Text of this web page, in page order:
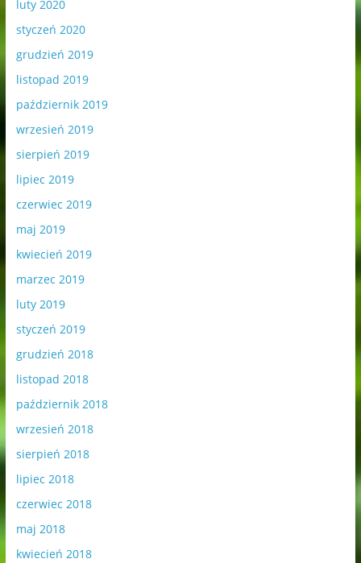
luty 2020
styczeń 2020
grudzień 2019
listopad 2019
październik 2019
wrzesień 2019
sierpień 2019
lipiec 2019
czerwiec 2019
maj 2019
kwiecień 2019
marzec 2019
luty 2019
styczeń 2019
grudzień 2018
listopad 2018
październik 2018
wrzesień 2018
sierpień 2018
lipiec 2018
czerwiec 2018
maj 2018
kwiecień 2018